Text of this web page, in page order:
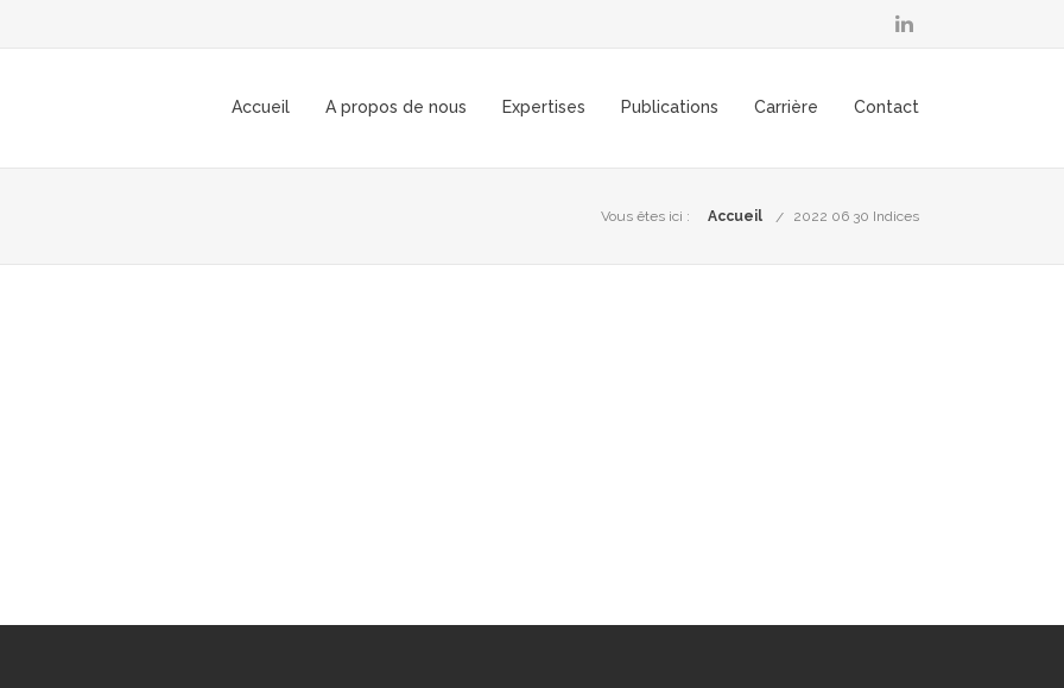
Accueil A propos de nous Expertises Publications Carrière Contact
Vous êtes ici : Accueil 2022 06 30 Indices